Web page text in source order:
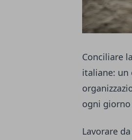
Conciliare
italiane: un
ogni
Lavorare